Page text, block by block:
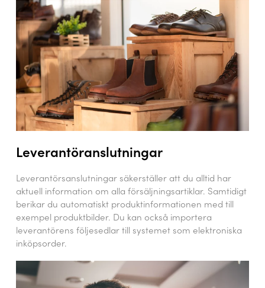
Leverantöranslutningar
Leverantörsanslutningar säkerställer att du alltid har
aktuell information om alla försäljningsartiklar. Samtidigt
berikar du automatiskt produktinformationen med till
exempel produktbilder. Du kan också importera
leverantörens följesedlar till systemet som elektroniska
inköpsorder.